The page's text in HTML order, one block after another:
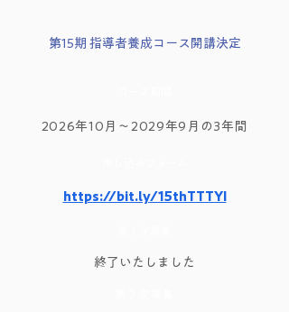
第15期 指導者養成コース開講決定
2026年10月〜2029年9月の3年間
https://bit.ly/15thTTTYI
​終了いたしました